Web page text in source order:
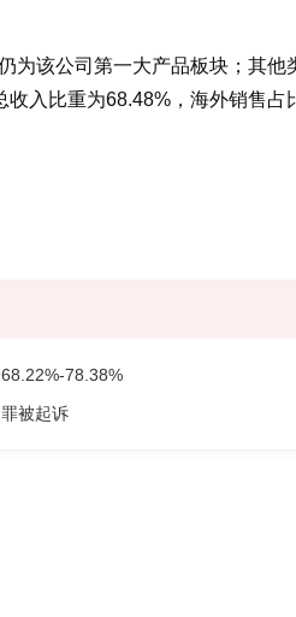
为该公司第一大产品板块；其他
入比重为68.48%，海外销售占
78.38%
被起诉